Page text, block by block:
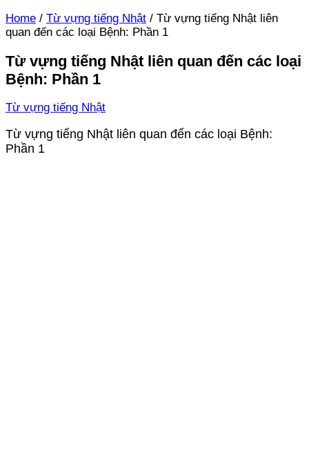
Home / Từ vựng tiếng Nhật / Từ vựng tiếng Nhật liên
quan đến các loại Bệnh: Phần 1
Từ vựng tiếng Nhật liên quan đến các loại
Bệnh: Phần 1
Từ vựng tiếng Nhật
Từ vựng tiếng Nhật liên quan đến các loại Bệnh:
Phần 1